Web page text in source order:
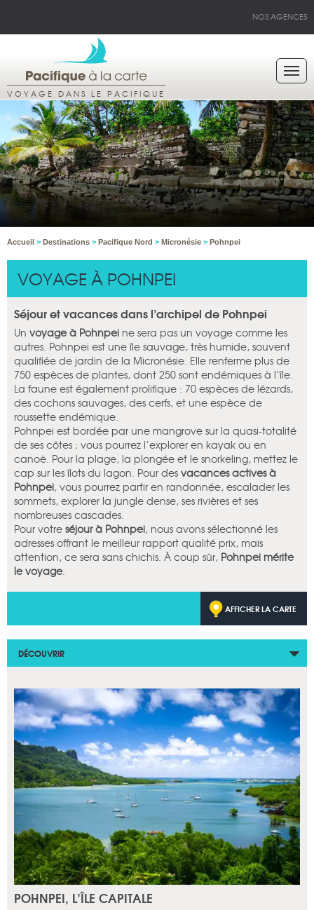
NOS AGENCES
VOYAGE DANS LE PACIFIQUE
Accueil > Destinations > Pacifique Nord > Micronésie > Pohnpei
VOYAGE À POHNPEI
Séjour et vacances dans l’archipel de Pohnpei
Un voyage à Pohnpei ne sera pas un voyage comme les
autres. Pohnpei est une île sauvage, très humide, souvent
qualifiée de jardin de la Micronésie. Elle renferme plus de
750 espèces de plantes, dont 250 sont endémiques à l’île.
La faune est également prolifique : 70 espèces de lézards,
des cochons sauvages, des cerfs, et une espèce de
roussette endémique.
Pohnpei est bordée par une mangrove sur la quasi-totalité
de ses côtes ; vous pourrez l’explorer en kayak ou en
canoë. Pour la plage, la plongée et le snorkeling, mettez le
cap sur les îlots du lagon. Pour des vacances actives à
Pohnpei, vous pourrez partir en randonnée, escalader les
sommets, explorer la jungle dense, ses rivières et ses
nombreuses cascades.
Pour votre séjour à Pohnpei, nous avons sélectionné les
adresses offrant le meilleur rapport qualité prix, mais
attention, ce sera sans chichis. À coup sûr, Pohnpei mérite
le voyage.
AFFICHER LA CARTE
DÉCOUVRIR
POHNPEI, L’ÎLE CAPITALE